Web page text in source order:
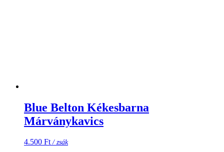
Blue Belton Kékesbarna
Márványkavics
4.500 Ft/ zsák